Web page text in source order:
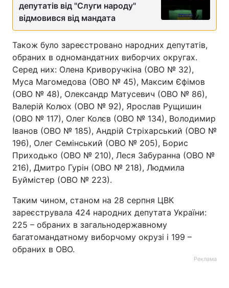
депутатів від "Слуги народу"
відмовився від мандата
Також було зареєстровано народних депутатів,
обраних в одномандатних виборчих округах.
Серед них: Олена Криворучкіна (ОВО № 32),
Муса Магомедова (ОВО № 45), Максим Єфімов
(ОВО № 48), Олександр Матусевич (ОВО № 86),
Валерій Колюх (ОВО № 92), Ярослав Рущишин
(ОВО № 117), Олег Колєв (ОВО № 134), Володимир
Іванов (ОВО № 185), Андрій Стріхарський (ОВО №
196), Олег Семінський (ОВО № 205), Борис
Приходько (ОВО № 210), Леся Забуранна (ОВО №
216), Дмитро Гурін (ОВО № 218), Людмила
Буймістер (ОВО № 223).
Таким чином, станом на 28 серпня ЦВК
зареєструвала 424 народних депутата України:
225 – обраних в загальнодержавному
багатомандатному виборчому окрузі і 199 –
обраних в ОВО.
Реклама